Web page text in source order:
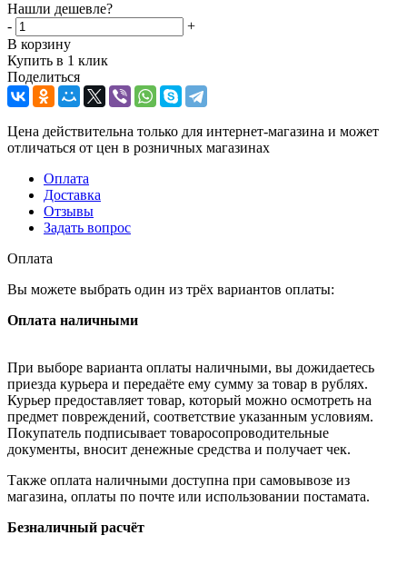
Нашли дешевле?
-
+
В корзину
Купить в 1 клик
Поделиться
Цена действительна только для интернет-магазина и может
отличаться от цен в розничных магазинах
Оплата
Доставка
Отзывы
Задать вопрос
Оплата
Вы можете выбрать один из трёх вариантов оплаты:
Оплата наличными
При выборе варианта оплаты наличными, вы дожидаетесь
приезда курьера и передаёте ему сумму за товар в рублях.
Курьер предоставляет товар, который можно осмотреть на
предмет повреждений, соответствие указанным условиям.
Покупатель подписывает товаросопроводительные
документы, вносит денежные средства и получает чек.
Также оплата наличными доступна при самовывозе из
магазина, оплаты по почте или использовании постамата.
Безналичный расчёт